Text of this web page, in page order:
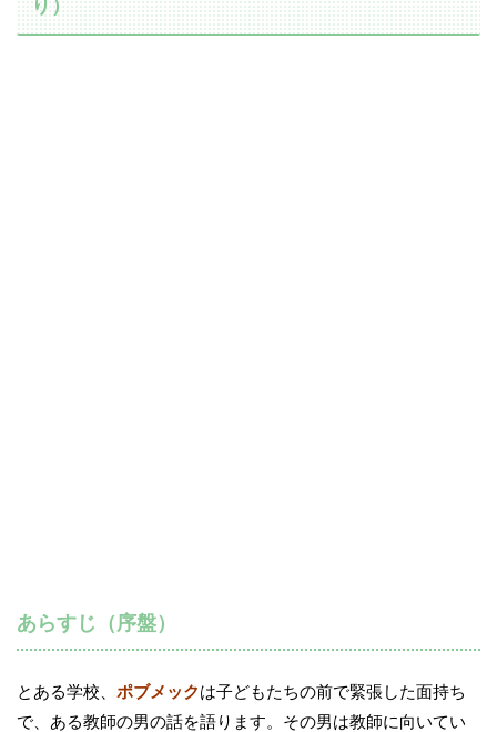
り）
あらすじ（序盤）
とある学校、 ポブメックは子どもたちの前で緊張した面持ち
で、ある教師の男の話を語ります。その男は教師に向いてい